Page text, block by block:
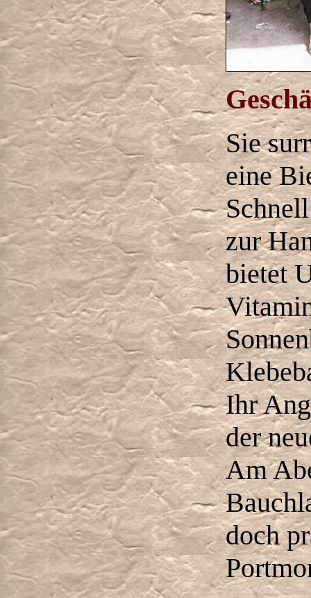
Sie
eine
zur
bietet
Ihr
der
Am
doch